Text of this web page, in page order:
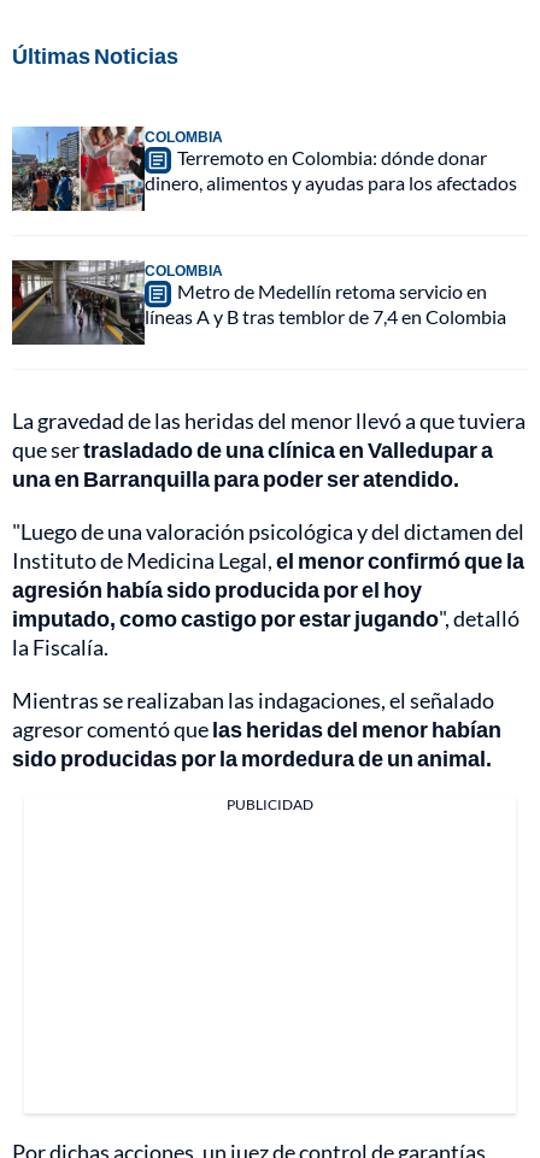
Últimas Noticias
COLOMBIA
Terremoto en Colombia: dónde donar
dinero, alimentos y ayudas para los afectados
COLOMBIA
Metro de Medellín retoma servicio en
líneas A y B tras temblor de 7,4 en Colombia
La gravedad de las heridas del menor llevó a que tuviera
que sertrasladado de una clínica en Valledupar a
una en Barranquilla para poder ser atendido.
"Luego de una valoración psicológica y del dictamen del
Instituto de Medicina Legal,el menor confirmó que la
agresión había sido producida por el hoy
imputado, como castigo por estar jugando", detalló
la Fiscalía.
Mientras se realizaban las indagaciones, el señalado
agresor comentó quelas heridas del menor habían
sido producidas por la mordedura de un animal.
PUBLICIDAD
Por dichas acciones, un juez de control de garantías